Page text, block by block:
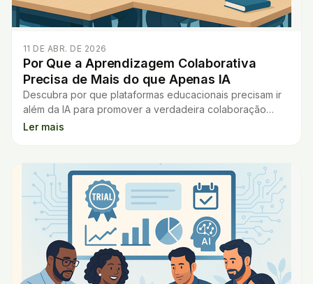
11 DE ABR. DE 2026
Por Que a Aprendizagem Colaborativa
Precisa de Mais do que Apenas IA
Descubra por que plataformas educacionais precisam ir
além da IA para promover a verdadeira colaboração
entre alunos e professores.
Ler mais